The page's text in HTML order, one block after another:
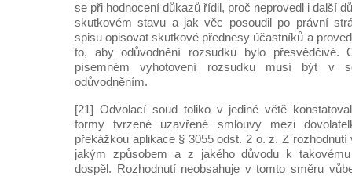
se při hodnocení důkazů řídil, proč neprovedl i další
skutkovém stavu a jak věc posoudil po právní
spisu opisovat skutkové přednesy účastníků a
to, aby odůvodnění rozsudku bylo přesvědčivé.
písemném vyhotovení rozsudku musí být v
odůvodněním.
[21] Odvolací soud toliko v jediné větě
formy tvrzené uzavřené smlouvy mezi
překážkou aplikace § 3055 odst. 2 o. z. Z
jakým způsobem a z jakého důvodu k
dospěl. Rozhodnutí neobsahuje v tomto směru